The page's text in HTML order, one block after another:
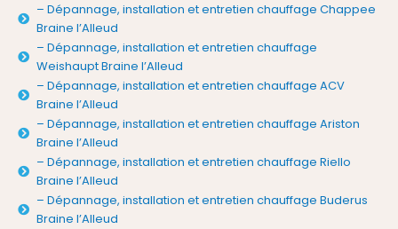
– Dépannage, installation et entretien chauffage Chappee
Braine l’Alleud
– Dépannage, installation et entretien chauffage
Weishaupt Braine l’Alleud
– Dépannage, installation et entretien chauffage ACV
Braine l’Alleud
– Dépannage, installation et entretien chauffage Ariston
Braine l’Alleud
– Dépannage, installation et entretien chauffage Riello
Braine l’Alleud
– Dépannage, installation et entretien chauffage Buderus
Braine l’Alleud